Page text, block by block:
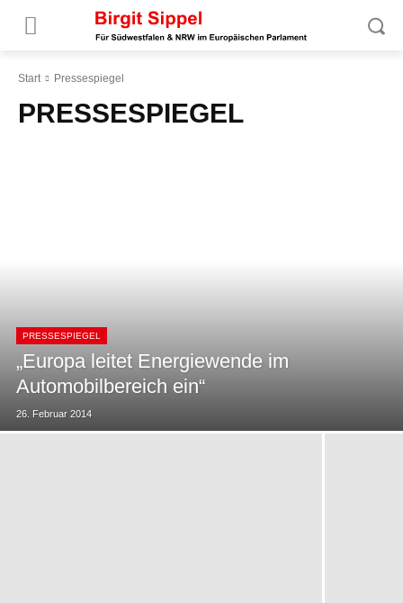
Start Pressespiegel
PRESSESPIEGEL
PRESSESPIEGEL
„Europa leitet Energiewende im
Automobilbereich ein“
26. Februar 2014